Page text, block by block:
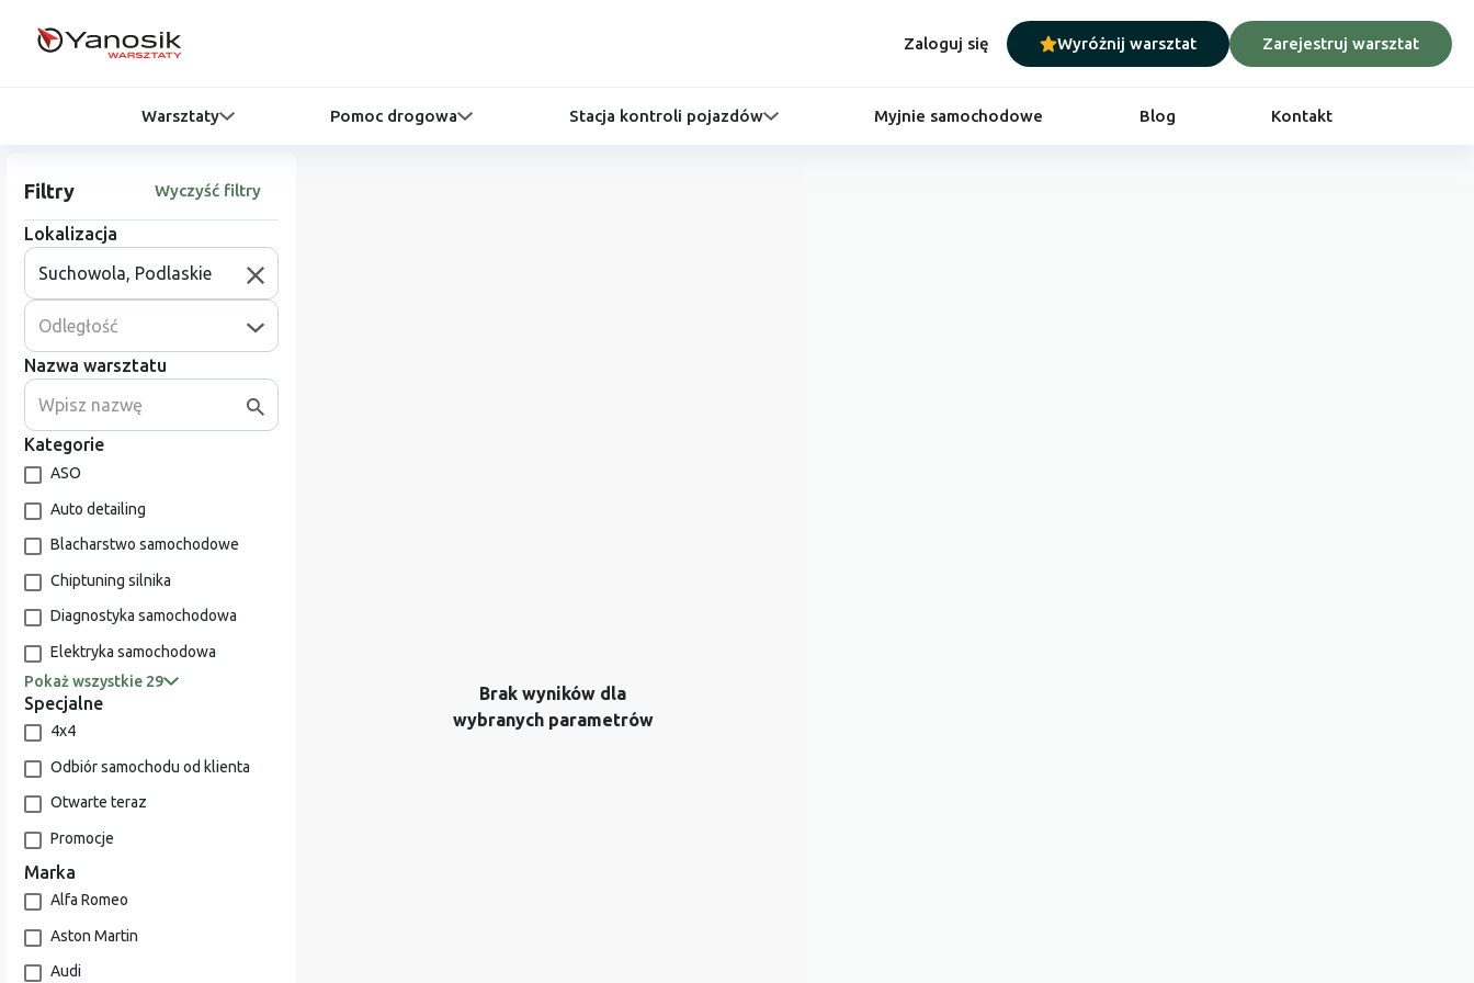
Zaloguj się Wyróżnij warsztat Zarejestruj warsztat
Warsztaty Pomoc drogowa Stacja kontroli pojazdów Myjnie samochodowe Blog Kontakt
Filtry Wyczyść filtry
Lokalizacja
Odległość
Nazwa warsztatu
Kategorie
ASO
Auto detailing
Blacharstwo samochodowe
Chiptuning silnika
Diagnostyka samochodowa
Elektryka samochodowa
Pokaż wszystkie 29
Specjalne
4x4
Odbiór samochodu od klienta
Otwarte teraz
Promocje
Marka
Alfa Romeo
Aston Martin
Audi
Brak wyników dla
wybranych parametrów